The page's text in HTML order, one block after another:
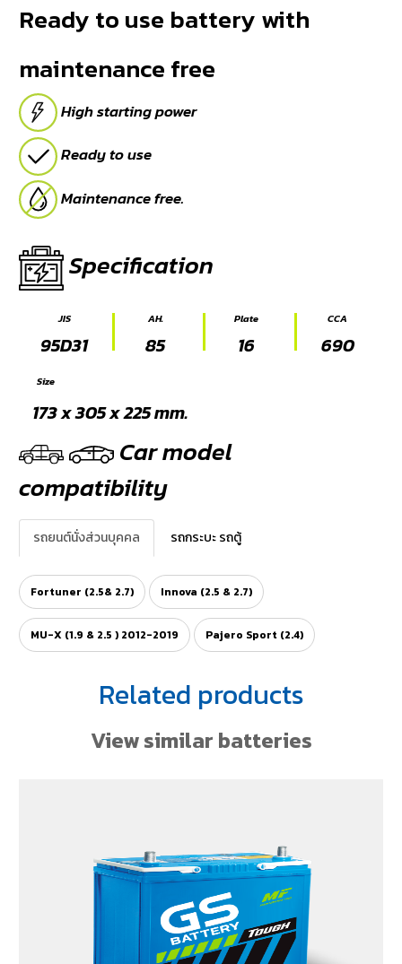
Ready to use battery with
maintenance free
High starting power
Ready to use
Maintenance free.
Specification
JIS
95D31
AH.
85
Plate
16
CCA
690
Size
173 x 305 x 225 mm.
Car model
compatibility
รถยนต์นั่งส่วนบุคคล รถกระบะ รถตู้
Fortuner (2.5& 2.7) Innova (2.5 & 2.7)
MU-X (1.9 & 2.5 ) 2012-2019 Pajero Sport (2.4)
Related products
View similar batteries